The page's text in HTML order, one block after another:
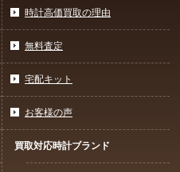
時計高価買取の理由
無料査定
宅配キット
お客様の声
買取対応時計ブランド